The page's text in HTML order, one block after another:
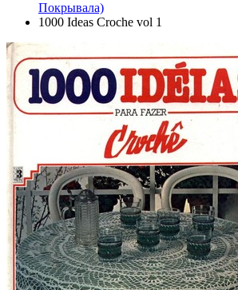
Покрывала)
1000 Ideas Croche vol 1